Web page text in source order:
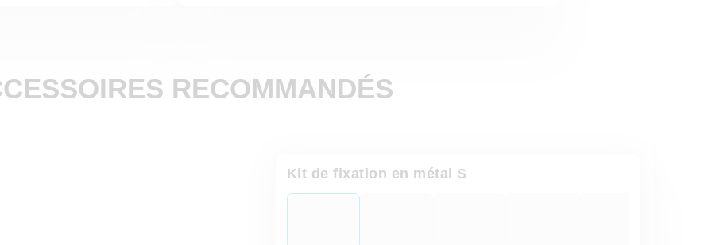
RECOMMANDÉS
Kit de fixation en métal S